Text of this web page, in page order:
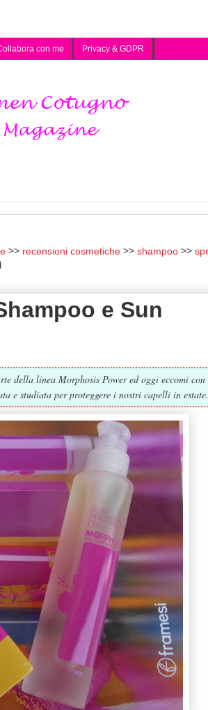
con me Privacy & GDPR
recensioni cosmetiche shampoo
e Sun
della linea Morphosis Power ed oggi eccomi con
e studiata per proteggere i nostri capelli in estate.